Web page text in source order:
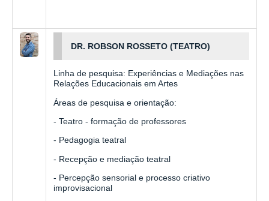
DR. ROBSON ROSSETO (TEATRO)
Linha de pesquisa: Experiências e Mediações nas
Relações Educacionais em Artes
Áreas de pesquisa e orientação:
- Teatro - formação de professores
- Pedagogia teatral
- Recepção e mediação teatral
- Percepção sensorial e processo criativo
improvisacional